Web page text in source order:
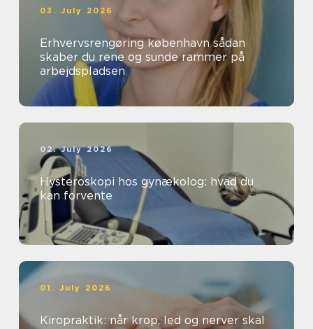
03. July 2026
Erhvervsrengøring københavn sådan
skaber du rene og sunde rammer på
arbejdspladsen
02. July 2026
Hysteroskopi hos gynækolog: hvad du
kan forvente
01. July 2026
Kiropraktik: når krop, led og nerver skal